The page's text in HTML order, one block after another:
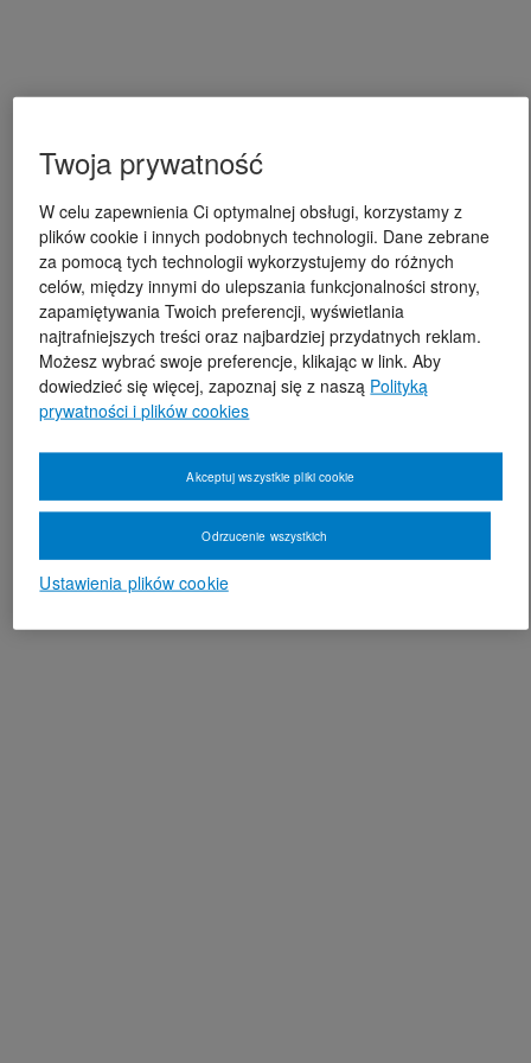
Twoja prywatność
W celu zapewnienia Ci optymalnej obsługi, korzystamy z
plików cookie i innych podobnych technologii. Dane zebrane
za pomocą tych technologii wykorzystujemy do różnych
celów, między innymi do ulepszania funkcjonalności strony,
zapamiętywania Twoich preferencji, wyświetlania
najtrafniejszych treści oraz najbardziej przydatnych reklam.
Możesz wybrać swoje preferencje, klikając w link. Aby
dowiedzieć się więcej, zapoznaj się z naszą Polityką
prywatności i plików cookies
Ustawienia plików cookie
Odrzucenie wszystkich
Akceptuj wszystkie pliki cookie